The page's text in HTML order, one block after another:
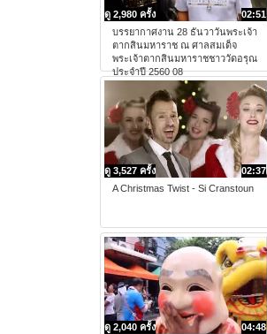
02:51
ดู 2,980 ครั้ง
บรรยากาศงาน 28 ธันวาวันพระเจ้า
ตากสินมหาราช ณ ศาลสมเด็จ
พระเจ้าตากสินมหาราชชาววัดอรุณ
ประจำปี 2560 08
02:37
ดู 3,527 ครั้ง
A Christmas Twist - Si Cranstoun
04:48
ดู 2,040 ครั้ง